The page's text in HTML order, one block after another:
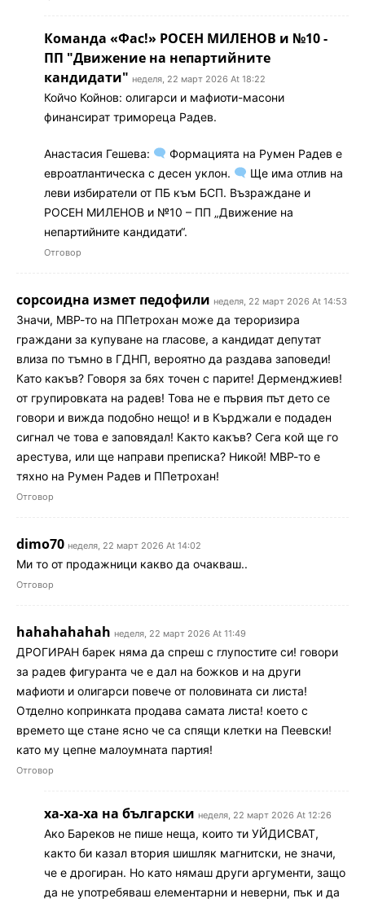
Команда «Фас!» РОСЕН МИЛЕНОВ и №10 -
ПП "Движение на непартийните
кандидати" неделя, 22 март 2026 At 18:22
Койчо Койнов: олигарси и мафиоти-масони
финансират тримореца Радев.
Анастасия Гешева:
Формацията на Румен Радев е
евроатлантическа с десен уклон.
Ще има отлив на
леви избиратели от ПБ към БСП. Възраждане и
РОСЕН МИЛЕНОВ и №10 – ПП „Движение на
непартийните кандидати“.
Отговор
сорсоидна измет педофили неделя, 22 март 2026 At 14:53
Значи, МВР-то на ППетрохан може да тероризира
граждани за купуване на гласове, а кандидат депутат
влиза по тъмно в ГДНП, вероятно да раздава заповеди!
Като какъв? Говоря за бях точен с парите! Дерменджиев!
от групировката на радев! Това не е първия път дето се
говори и вижда подобно нещо! и в Кърджали е подаден
сигнал че това е заповядал! Както какъв? Сега кой ще го
арестува, или ще направи преписка? Никой! МВР-то е
тяхно на Румен Радев и ППетрохан!
Отговор
dimo70 неделя, 22 март 2026 At 14:02
Ми то от продажници какво да очакваш..
Отговор
hahahahahah неделя, 22 март 2026 At 11:49
ДРОГИРАН барек няма да спреш с глупостите си! говори
за радев фигуранта че е дал на божков и на други
мафиоти и олигарси повече от половината си листа!
Отделно копринката продава самата листа! което с
времето ще стане ясно че са спящи клетки на Пеевски!
като му цепне малоумната партия!
Отговор
ха-ха-ха на български неделя, 22 март 2026 At 12:26
Ако Бареков не пише неща, които ти УЙДИСВАТ,
както би казал втория шишляк магнитски, не значи,
че е дрогиран. Но като нямаш други аргументи, защо
да не употребяваш елементарни и неверни, пък и да